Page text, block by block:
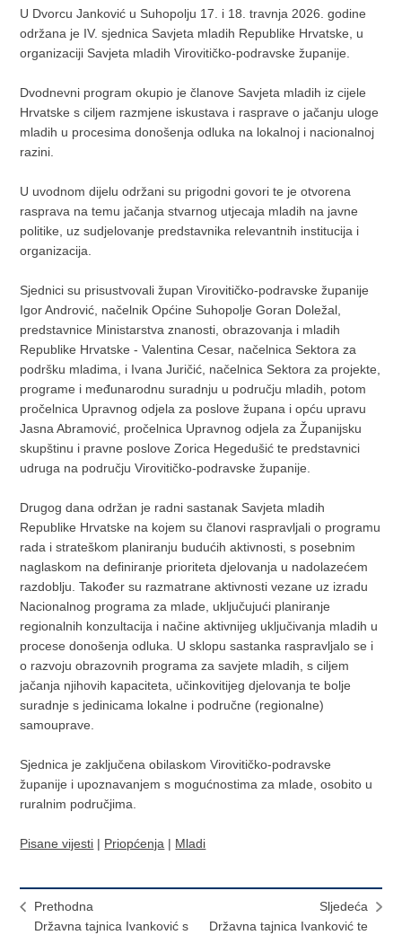
U Dvorcu Janković u Suhopolju 17. i 18. travnja 2026. godine
održana je IV. sjednica Savjeta mladih Republike Hrvatske, u
organizaciji Savjeta mladih Virovitičko-podravske županije.
Dvodnevni program okupio je članove Savjeta mladih iz cijele
Hrvatske s ciljem razmjene iskustava i rasprave o jačanju uloge
mladih u procesima donošenja odluka na lokalnoj i nacionalnoj
razini.
U uvodnom dijelu održani su prigodni govori te je otvorena
rasprava na temu jačanja stvarnog utjecaja mladih na javne
politike, uz sudjelovanje predstavnika relevantnih institucija i
organizacija.
Sjednici su prisustvovali župan Virovitičko-podravske županije
Igor Andrović, načelnik Općine Suhopolje Goran Doležal,
predstavnice Ministarstva znanosti, obrazovanja i mladih
Republike Hrvatske - Valentina Cesar, načelnica Sektora za
podršku mladima, i Ivana Juričić, načelnica Sektora za projekte,
programe i međunarodnu suradnju u području mladih, potom
pročelnica Upravnog odjela za poslove župana i opću upravu
Jasna Abramović, pročelnica Upravnog odjela za Županijsku
skupštinu i pravne poslove Zorica Hegedušić te predstavnici
udruga na području Virovitičko-podravske županije.
Drugog dana održan je radni sastanak Savjeta mladih
Republike Hrvatske na kojem su članovi raspravljali o programu
rada i strateškom planiranju budućih aktivnosti, s posebnim
naglaskom na definiranje prioriteta djelovanja u nadolazećem
razdoblju. Također su razmatrane aktivnosti vezane uz izradu
Nacionalnog programa za mlade, uključujući planiranje
regionalnih konzultacija i načine aktivnijeg uključivanja mladih u
procese donošenja odluka. U sklopu sastanka raspravljalo se i
o razvoju obrazovnih programa za savjete mladih, s ciljem
jačanja njihovih kapaciteta, učinkovitijeg djelovanja te bolje
suradnje s jedinicama lokalne i područne (regionalne)
samouprave.
Sjednica je zaključena obilaskom Virovitičko-podravske
županije i upoznavanjem s mogućnostima za mlade, osobito u
ruralnim područjima.
Pisane vijesti | Priopćenja | Mladi
Prethodna
Državna tajnica Ivanković s
Sljedeća
Državna tajnica Ivanković te